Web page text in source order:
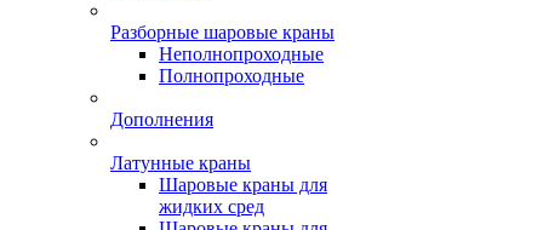
Разборные шаровые краны
Неполнопроходные
Полнопроходные
Дополнения
Латунные краны
Шаровые краны для
жидких сред